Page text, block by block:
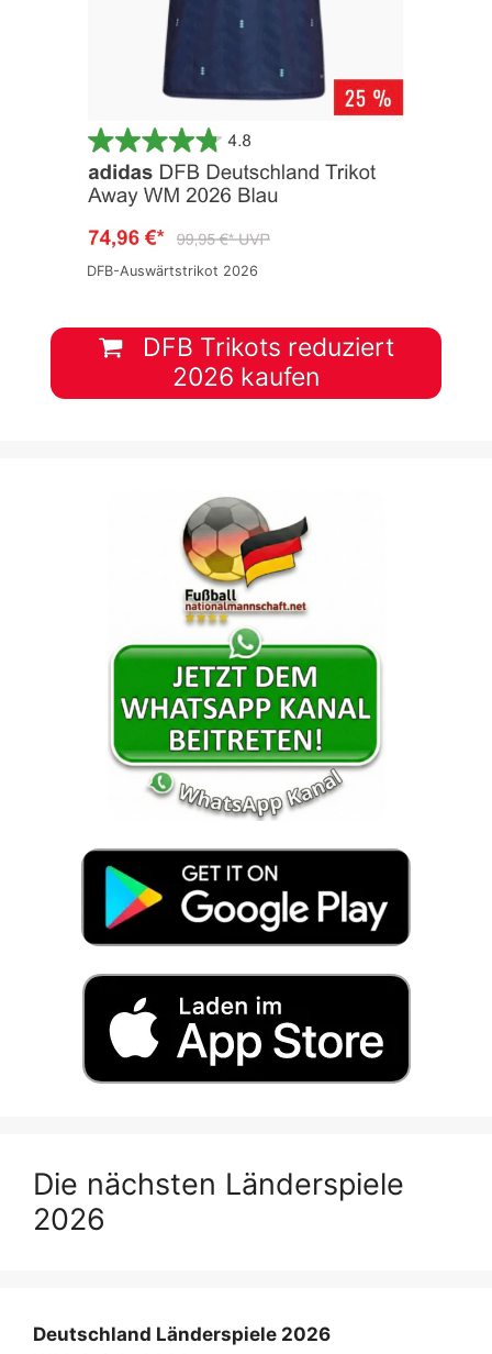
DFB-Auswärtstrikot 2026
DFB Trikots reduziert
2026 kaufen
Die nächsten Länderspiele
2026
Deutschland Länderspiele 2026